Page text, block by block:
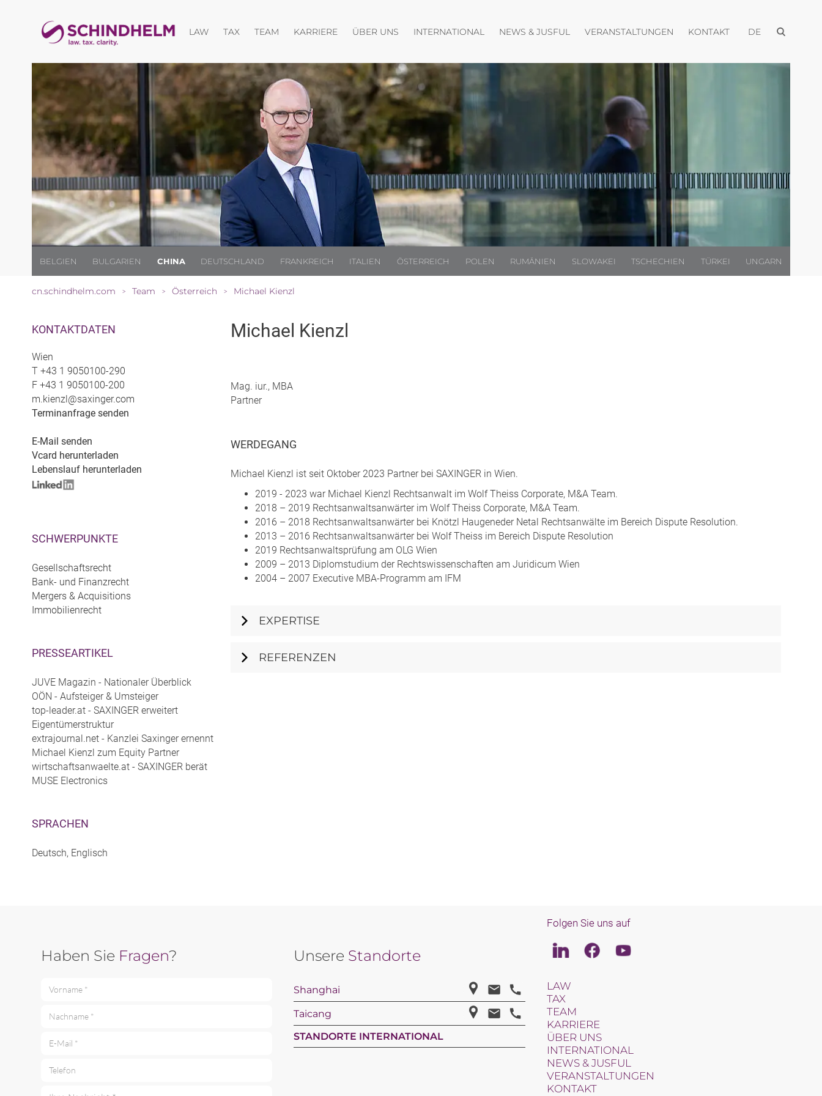
LAWMenü öffnen
TAX TEAM KARRIEREMenü öffnen
ÜBER UNS Menü öffnen
INTERNATIONAL Menü öffnen
NEWS & JUSFUL Menü öffnen
VERANSTALTUNGEN Menü öffnen
KONTAKTMenü öffnen
DE Menü öffnen
BELGIEN BULGARIEN CHINA DEUTSCHLAND FRANKREICH ITALIEN ÖSTERREICH POLEN RUMÄNIEN SLOWAKEI TSCHECHIEN TÜRKEI UNGARN
cn.schindhelm.com > Team > Österreich > Michael Kienzl
KONTAKTDATEN
Wien
T +43 1 9050100-290
F +43 1 9050100-200
m.kienzl@saxinger.com
Terminanfrage senden
E-Mail senden
Vcard herunterladen
Lebenslauf herunterladen
SCHWERPUNKTE
Gesellschaftsrecht
Bank- und Finanzrecht
Mergers & Acquisitions
Immobilienrecht
PRESSEARTIKEL
JUVE Magazin - Nationaler Überblick
OÖN - Aufsteiger & Umsteiger
top-leader.at - SAXINGER erweitert
Eigentümerstruktur
extrajournal.net - Kanzlei Saxinger ernennt
Michael Kienzl zum Equity Partner
wirtschaftsanwaelte.at - SAXINGER berät
MUSE Electronics
SPRACHEN
Deutsch, Englisch
Michael Kienzl
Mag. iur., MBA
Partner
WERDEGANG
Michael Kienzl ist seit Oktober 2023 Partner bei SAXINGER in Wien.
2019 - 2023 war Michael Kienzl Rechtsanwalt im Wolf Theiss Corporate, M&A Team.
2018 – 2019 Rechtsanwaltsanwärter im Wolf Theiss Corporate, M&A Team.
2016 – 2018 Rechtsanwaltsanwärter bei Knötzl Haugeneder Netal Rechtsanwälte im Bereich Dispute Resolution.
2013 – 2016 Rechtsanwaltsanwärter bei Wolf Theiss im Bereich Dispute Resolution
2019 Rechtsanwaltsprüfung am OLG Wien
2009 – 2013 Diplomstudium der Rechtswissenschaften am Juridicum Wien
2004 – 2007 Executive MBA-Programm am IFM
EXPERTISE
REFERENZEN
Haben Sie Fragen?
Vorname *
Nachname *
E-Mail *
Telefon
Unsere Standorte
Shanghai
Taicang
STANDORTE INTERNATIONAL
Folgen Sie uns auf
LinkedinFacebookYoutube
LAW
TAX
TEAM
KARRIERE
ÜBER UNS
INTERNATIONAL
NEWS & JUSFUL
VERANSTALTUNGEN
KONTAKT